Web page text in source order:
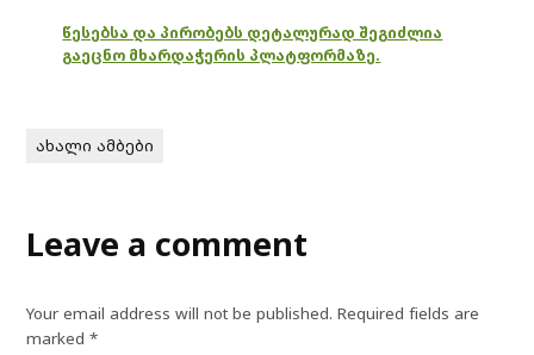
წესებსა და პირობებს დეტალურად შეგიძლია
გაეცნო მხარდაჭერის პლატფორმაზე.
ახალი ამბები
Leave a comment
Your email address will not be published. Required fields are
marked*